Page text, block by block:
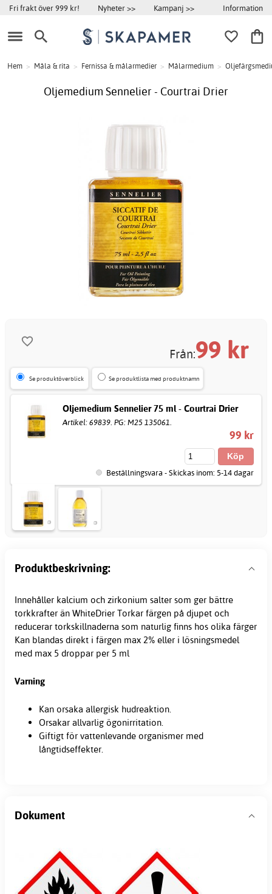
Fri frakt över 999 kr! Nyheter >> Kampanj >> Information
Hem > Måla & rita > Fernissa & målarmedier > Målarmedium >
Oljemedium Sennelier - Courtrai Drier
Från:99 kr
Se produktöverblick Se produktlista med produktnamn
Oljemedium Sennelier 75 ml - Courtrai Drier
Artikel: 69839. PG: M25 135061.
99 kr
Beställningsvara - Skickas inom: 5-14 dagar
Produktbeskrivning:
Innehåller kalcium och zirkonium salter som ger bättre
torkkrafter än WhiteDrier Torkar färgen på djupet och
reducerar torkskillnaderna som naturlig finns hos olika färger
Kan blandas direkt i färgen max 2% eller i lösningsmedel
med max 5 droppar per 5 ml
Varning
Kan orsaka allergisk hudreaktion.
Orsakar allvarlig ögonirritation.
Giftigt för vattenlevande organismer med
långtidseffekter.
Dokument